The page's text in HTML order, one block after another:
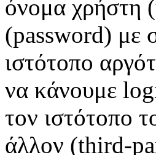
όνομα χρήστη
(password) με
ιστότοπο
να κάνουμε
τον ιστότοπο
άλλον (third-